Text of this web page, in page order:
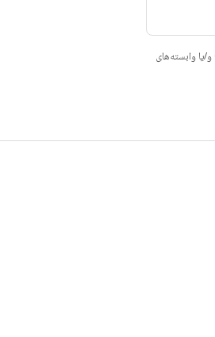
هستند. جاوا و OpenJDK علامت‌های تجاری یا علامت‌های تجاری ثبت‌شده Oracle و/یا وابسته‌های